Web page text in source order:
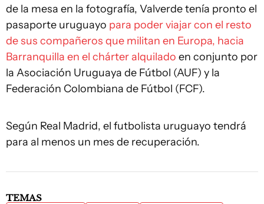
de la mesa en la fotografía, Valverde tenía pronto el
pasaporte uruguayo para poder viajar con el resto
de sus compañeros que militan en Europa, hacia
Barranquilla en el chárter alquilado en conjunto por
la Asociación Uruguaya de Fútbol (AUF) y la
Federación Colombiana de Fútbol (FCF).
Según Real Madrid, el futbolista uruguayo tendrá
para al menos un mes de recuperación.
TEMAS